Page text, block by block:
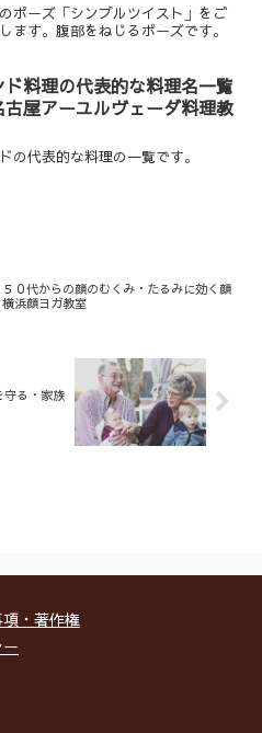
ポーズ「シンプルツイスト」をご
ます。腹部をねじるポーズです。
ド料理の代表的な料理名一覧
古屋アーユルヴェーダ料理教
の代表的な料理の一覧です。
５０代からの顔のむくみ・たるみに効く顔
浜顔ヨガ教室
守る・家族
・著作権